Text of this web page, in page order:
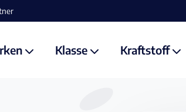
Klasse Kraftstoff